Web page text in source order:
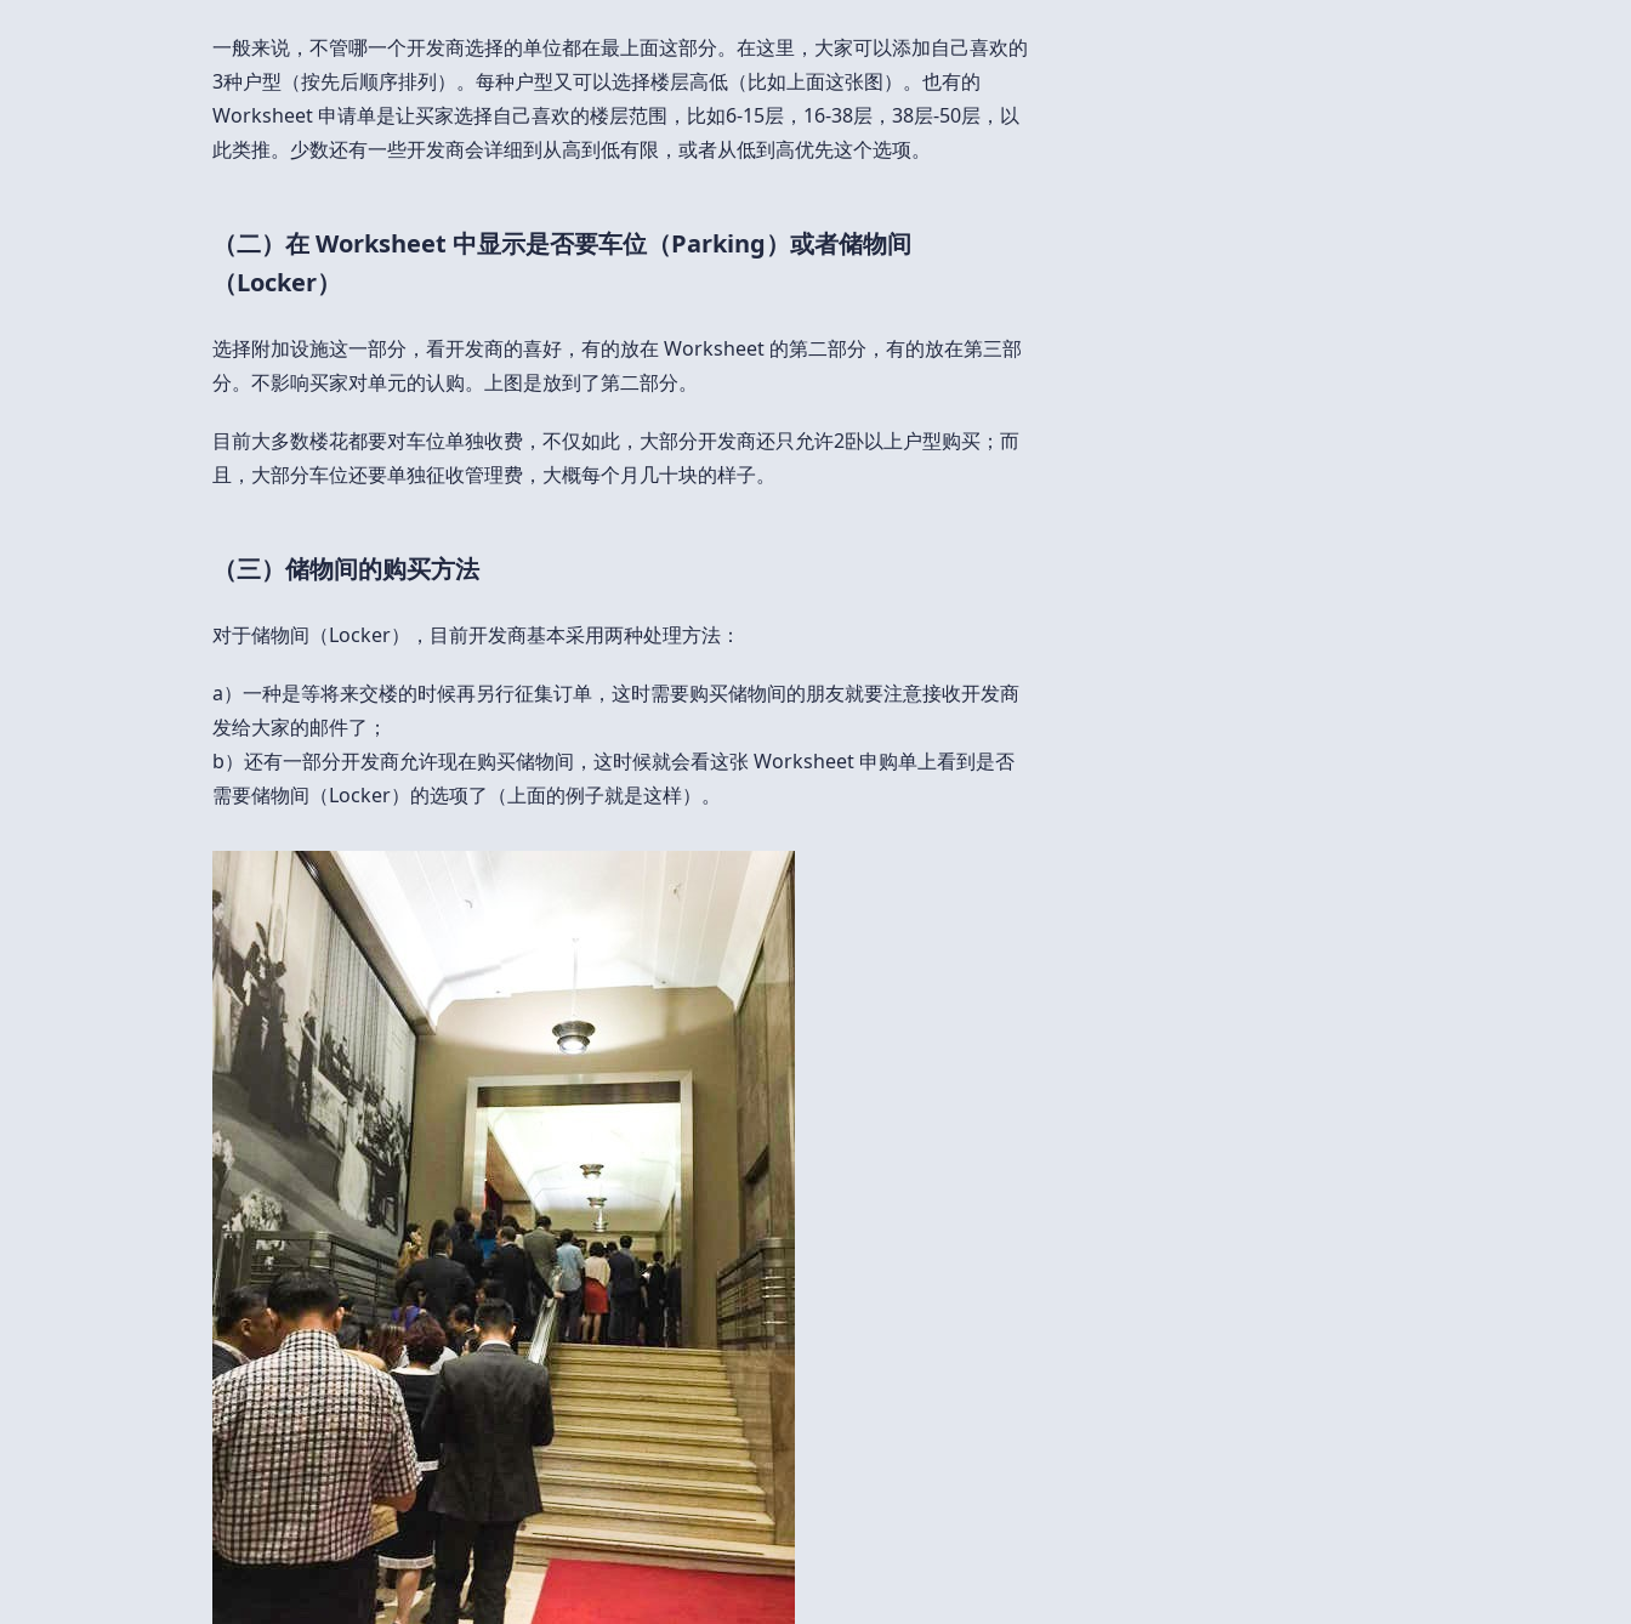
一般来说，不管哪一个开发商选择的单位都在最上面这部分。在这里，大家可以添加自己喜欢的
3种户型（按先后顺序排列）。每种户型又可以选择楼层高低（比如上面这张图）。也有的
Worksheet 申请单是让买家选择自己喜欢的楼层范围，比如6-15层，16-38层，38层-50层，以
此类推。少数还有一些开发商会详细到从高到低有限，或者从低到高优先这个选项。
（二）在 Worksheet 中显示是否要车位（Parking）或者储物间
（Locker）
选择附加设施这一部分，看开发商的喜好，有的放在 Worksheet 的第二部分，有的放在第三部
分。不影响买家对单元的认购。上图是放到了第二部分。
目前大多数楼花都要对车位单独收费，不仅如此，大部分开发商还只允许2卧以上户型购买；而
且，大部分车位还要单独征收管理费，大概每个月几十块的样子。
（三）储物间的购买方法
对于储物间（Locker），目前开发商基本采用两种处理方法：
a）一种是等将来交楼的时候再另行征集订单，这时需要购买储物间的朋友就要注意接收开发商
发给大家的邮件了；
b）还有一部分开发商允许现在购买储物间，这时候就会看这张 Worksheet 申购单上看到是否
需要储物间（Locker）的选项了（上面的例子就是这样）。